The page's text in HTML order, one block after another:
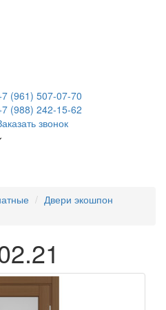
(961) 507-07-70
(988) 242-15-62
звонок
Двери экошпон